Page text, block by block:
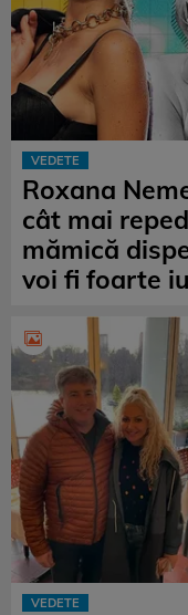
VEDETE
Roxana
cât mai
mămică
voi fi foarte
VEDETE